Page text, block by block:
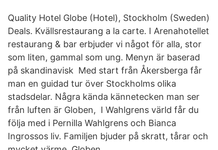
Quality Hotel Globe (Hotel), Stockholm (Sweden)
Deals. Kvällsrestaurang a la carte. I Arenahotellet
restaurang & bar erbjuder vi något för alla, stor
som liten, gammal som ung. Menyn är baserad
på skandinavisk Med start från Åkersberga får
man en guidad tur över Stockholms olika
stadsdelar. Några kända kännetecken man ser
från luften är Globen, I Wahlgrens värld får du
följa med i Pernilla Wahlgrens och Bianca
Ingrossos liv. Familjen bjuder på skratt, tårar och